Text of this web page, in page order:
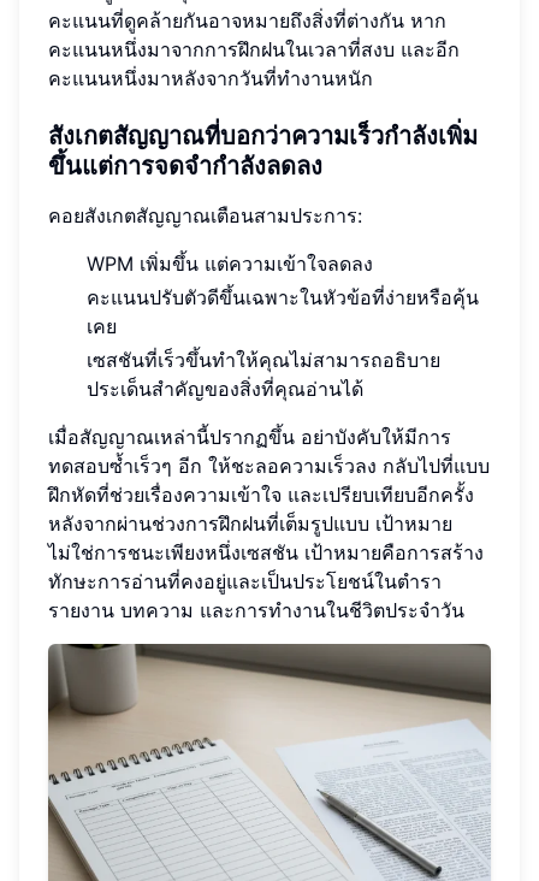
คะแนนที่ดูคล้ายกันอาจหมายถึงสิ่งที่ต่างกัน หาก
คะแนนหนึ่งมาจากการฝึกฝนในเวลาที่สงบ และอีก
คะแนนหนึ่งมาหลังจากวันที่ทำงานหนัก
สังเกตสัญญาณที่บอกว่าความเร็วกำลังเพิ่ม
ขึ้นแต่การจดจำกำลังลดลง
คอยสังเกตสัญญาณเตือนสามประการ:
WPM เพิ่มขึ้น แต่ความเข้าใจลดลง
คะแนนปรับตัวดีขึ้นเฉพาะในหัวข้อที่ง่ายหรือคุ้น
เคย
เซสชันที่เร็วขึ้นทำให้คุณไม่สามารถอธิบาย
ประเด็นสำคัญของสิ่งที่คุณอ่านได้
เมื่อสัญญาณเหล่านี้ปรากฏขึ้น อย่าบังคับให้มีการ
ทดสอบซ้ำเร็วๆ อีก ให้ชะลอความเร็วลง กลับไปที่แบบ
ฝึกหัดที่ช่วยเรื่องความเข้าใจ และเปรียบเทียบอีกครั้ง
หลังจากผ่านช่วงการฝึกฝนที่เต็มรูปแบบ เป้าหมาย
ไม่ใช่การชนะเพียงหนึ่งเซสชัน เป้าหมายคือการสร้าง
ทักษะการอ่านที่คงอยู่และเป็นประโยชน์ในตำรา
รายงาน บทความ และการทำงานในชีวิตประจำวัน